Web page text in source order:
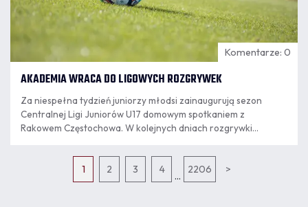
Komentarze: 0
AKADEMIA WRACA DO LIGOWYCH ROZGRYWEK
Za niespełna tydzień juniorzy młodsi zainaugurują sezon
Centralnej Ligi Juniorów U17 domowym spotkaniem z
Rakowem Częstochowa. W kolejnych dniach rozgrywki
1 2 3 4
...
2206 >